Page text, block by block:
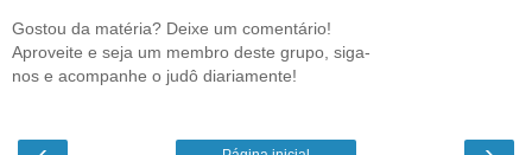
Gostou da matéria? Deixe um comentário!
Aproveite e seja um membro deste grupo, siga-
nos e acompanhe o judô diariamente!